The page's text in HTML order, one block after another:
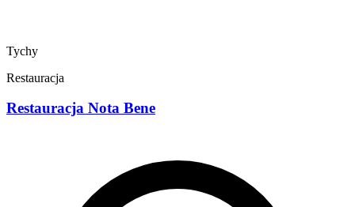
Tychy
Restauracja
Restauracja Nota Bene